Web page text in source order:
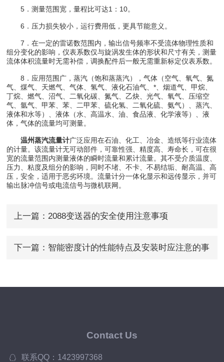
5．测量范围宽，量程比可达1：10。
6．压力损失较小，运行费用低，更具节能意义。
7．在一定的雷诺数范围内，输出信号频率不受流体物理性质和
组分变化的影响，仪表系数仅与旋涡发生体的形状和尺寸有关，测量
流体体积流量时无需补偿，调换配件后一般无需重新标定仪表系数。
8．应用范围广，蒸汽（饱和蒸蒸汽），气体（空气、氧气、氮
气、煤气、天燃气、气体、氢气、液化石油气、*、烟道气、甲烷、
丁烷、燃气、沼气、二氧化碳、氮气、乙炔、光气、氧气、压缩空
气、氩气、甲苯、苯、二甲苯、硫化氢、二氧化硫、氨气）、蒸汽、
液体和水等）、液体（水、高温水、油、食品液、化学液等）、液
体，气体的流量均可测量。
温州蒸汽流量计广泛应用在石油、化工、冶金、造纸等行业流体
的计量。该流量计无可动部件，可靠性强、精度高、寿命长，可在很
宽的流量范围内测量液体的瞬时流量和累计流量。其不受介质温度、
压力、粘度及组分的影响，同时不堵、不卡、不易结垢、耐高温、高
压，安全，适用于恶劣环境。流量计分一体化显示和远传显示，并可
输出脉冲信号或电流信号与微机联网。
上一篇： 2088变送器的安全使用注意事项
下一篇： 智能密度计的性能特点及安装时应注意的事
Contact Us
联系QQ：1423997368